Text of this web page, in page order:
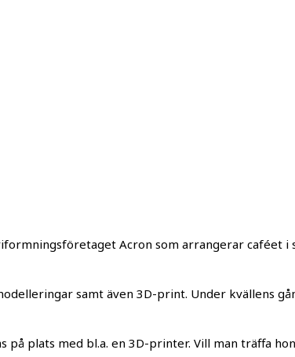
Acron som arrangerar caféet i
samt även 3D-print. Under kvällens
plats med bl.a. en 3D-printer. Vill man träffa